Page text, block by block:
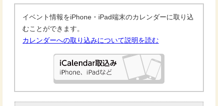
イベント情報をiPhone・iPad端末のカレンダーに取り込
むことができます。
カレンダーへの取り込みについて説明を読む